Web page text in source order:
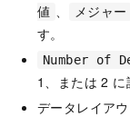
値
メジャー
す。
Number of
1、または 2 に
データレイア